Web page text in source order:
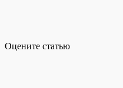
Оцените статью